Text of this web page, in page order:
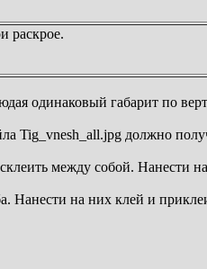
раскрое.
одинаковый габарит по
Tig_vnesh_all.jpg должно
между собой. Нанести
Нанести на них клей и